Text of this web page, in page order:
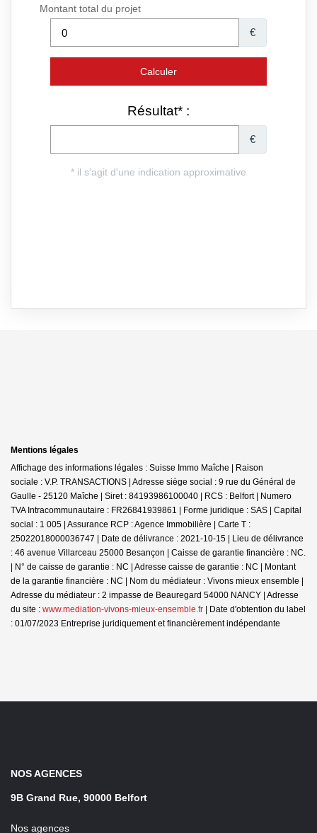
Mentions légales
Affichage des informations légales : Suisse Immo Maîche | Raison
sociale : V.P. TRANSACTIONS | Adresse siège social : 9 rue du Général de
Gaulle - 25120 Maîche | Siret : 84193986100040 | RCS : Belfort | Numero
TVA Intracommunautaire : FR26841939861 | Forme juridique : SAS | Capital
social : 1 005 | Assurance RCP : Agence Immobilière | Carte T :
25022018000036747 | Date de délivrance : 2021-10-15 | Lieu de délivrance
: 46 avenue Villarceau 25000 Besançon | Caisse de garantie financière : NC.
| N° de caisse de garantie : NC | Adresse caisse de garantie : NC | Montant
de la garantie financière : NC | Nom du médiateur : Vivons mieux ensemble |
Adresse du médiateur : 2 impasse de Beauregard 54000 NANCY | Adresse
du site : www.mediation-vivons-mieux-ensemble.fr | Date d'obtention du label
: 01/07/2023 Entreprise juridiquement et financièrement indépendante
NOS AGENCES
9B Grand Rue, 90000 Belfort
Nos agences